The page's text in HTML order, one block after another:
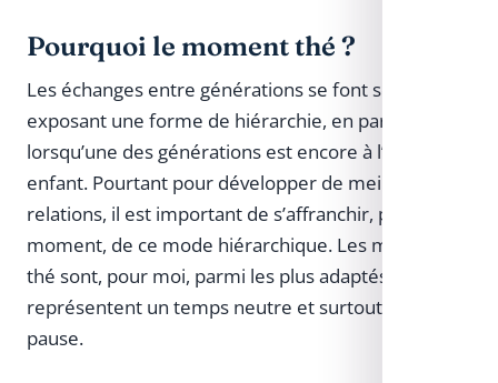
Pourquoi le moment thé ?
Les échanges entre générations se font souvent en
exposant une forme de hiérarchie, en particulier
lorsqu’une des générations est encore à l’âge
enfant. Pourtant pour développer de meilleures
relations, il est important de s’affranchir, par
moment, de ce mode hiérarchique. Les moments
thé sont, pour moi, parmi les plus adaptés. Ils
représentent un temps neutre et surtout une
pause.